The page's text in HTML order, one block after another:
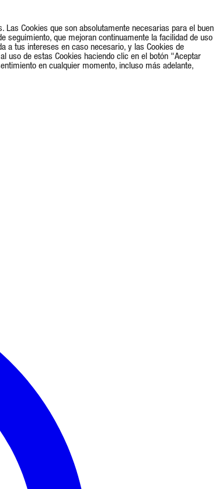
Cookies que son absolutamente necesarias para el buen
seguimiento, que mejoran continuamente la facilidad de uso
a tus intereses en caso necesario, y las Cookies de
uso de estas Cookies haciendo clic en el botón "Aceptar
en cualquier momento, incluso más adelante,